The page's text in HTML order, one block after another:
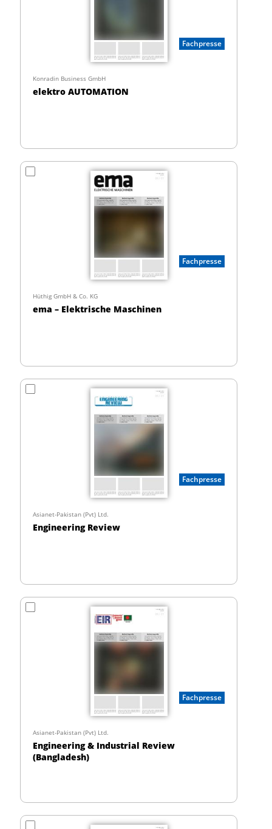
Fachpresse
Konradin Business GmbH
elektro AUTOMATION
Fachpresse
Hüthig GmbH & Co. KG
ema – Elektrische Maschinen
Fachpresse
Asianet-Pakistan (Pvt) Ltd.
Engineering Review
Fachpresse
Asianet-Pakistan (Pvt) Ltd.
Engineering & Industrial Review
(Bangladesh)